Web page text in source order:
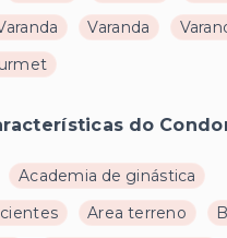
Varanda
do
Academia de ginástica
Area terreno